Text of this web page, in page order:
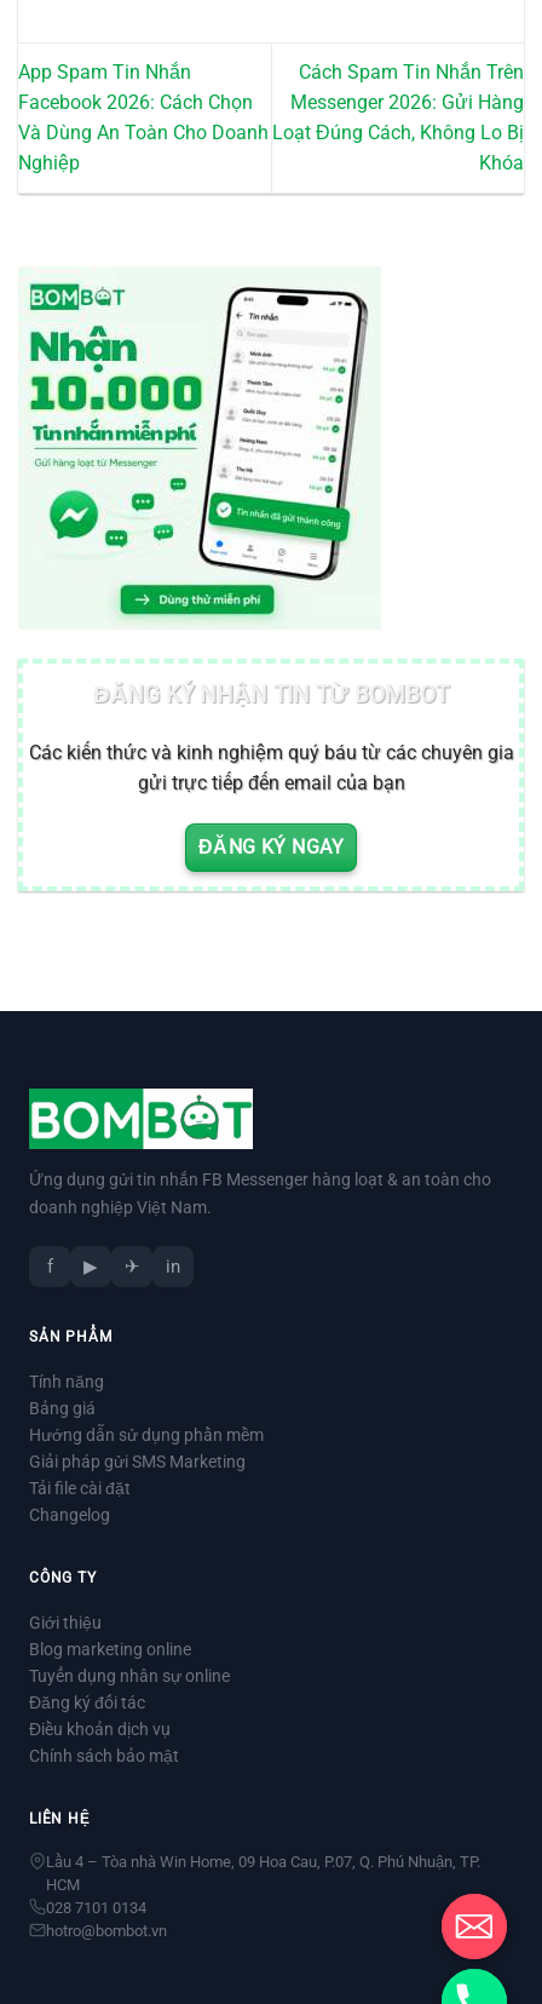
App Spam Tin Nhắn
Facebook 2026: Cách Chọn
Và Dùng An Toàn Cho Doanh
Nghiệp
Cách Spam Tin Nhắn Trên
Messenger 2026: Gửi Hàng
Loạt Đúng Cách, Không Lo Bị
Khóa
ĐĂNG KÝ NHẬN TIN TỪ BOMBOT
Các kiến thức và kinh nghiệm quý báu từ các chuyên gia
gửi trực tiếp đến email của bạn
ĐĂNG KÝ NGAY
Ứng dụng gửi tin nhắn FB Messenger hàng loạt & an toàn cho
doanh nghiệp Việt Nam.
f ▶ ✈ in
SẢN PHẨM
Tính năng
Bảng giá
Hướng dẫn sử dụng phần mềm
Giải pháp gửi SMS Marketing
Tải file cài đặt
Changelog
CÔNG TY
Giới thiệu
Blog marketing online
Tuyển dụng nhân sự online
Đăng ký đối tác
Điều khoản dịch vụ
Chính sách bảo mật
LIÊN HỆ
Lầu 4 – Tòa nhà Win Home, 09 Hoa Cau, P.07, Q. Phú Nhuận, TP.
HCM
028 7101 0134
hotro@bombot.vn